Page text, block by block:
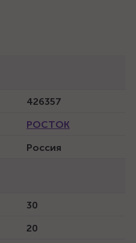
426357
РОСТОК
Россия
30
20